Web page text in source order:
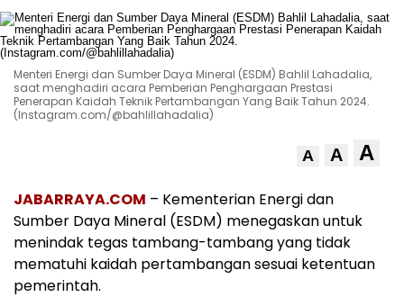
Menteri Energi dan Sumber Daya Mineral (ESDM) Bahlil Lahadalia,
saat menghadiri acara Pemberian Penghargaan Prestasi
Penerapan Kaidah Teknik Pertambangan Yang Baik Tahun 2024.
(Instagram.com/@bahlillahadalia)
A A A
JABARRAYA.COM – Kementerian Energi dan
Sumber Daya Mineral (ESDM) menegaskan untuk
menindak tegas tambang-tambang yang tidak
mematuhi kaidah pertambangan sesuai ketentuan
pemerintah.